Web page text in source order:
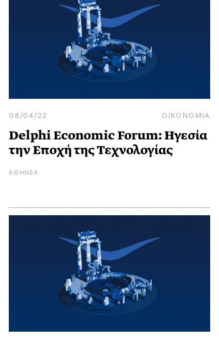
08/04/22 ΟΙΚΟΝΟΜΙΑ
Delphi Economic Forum: Ηγεσία
την Εποχή της Τεχνολογίας
ΑΘΗΝΕΑ